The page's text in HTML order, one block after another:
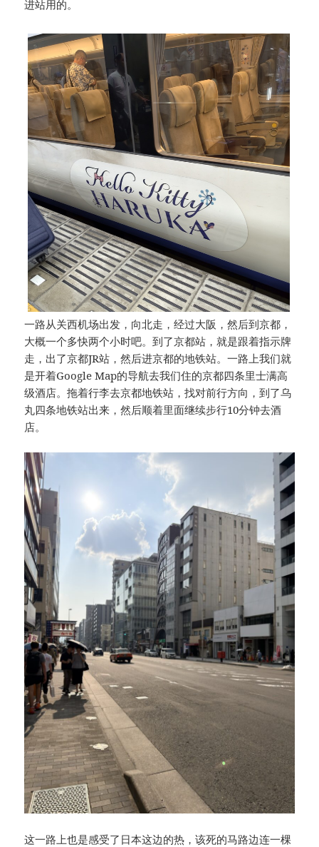
进站用的。
一路从关西机场出发，向北走，经过大阪，然后到京都，
大概一个多快两个小时吧。到了京都站，就是跟着指示牌
走，出了京都JR站，然后进京都的地铁站。一路上我们就
是开着Google Map的导航去我们住的京都四条里士满高
级酒店。拖着行李去京都地铁站，找对前行方向，到了乌
丸四条地铁站出来，然后顺着里面继续步行10分钟去酒
店。
这一路上也是感受了日本这边的热，该死的马路边连一棵